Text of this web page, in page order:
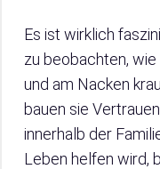
Es ist wirklich
zu beobachten,
und am Nacken
bauen sie
innerhalb der
Leben helfen wird,